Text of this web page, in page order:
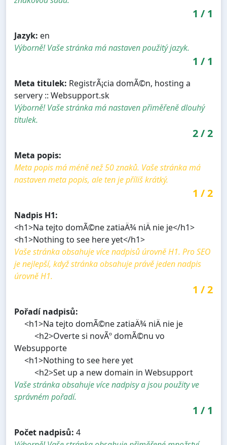
1 / 1
Jazyk: en
Výborně! Vaše stránka má nastaven použitý jazyk.
1 / 1
Meta titulek: RegistrÃ¡cia domÃ©n, hosting a
servery :: Websupport.sk
Výborně! Vaše stránka má nastaven přiměřeně dlouhý
titulek.
2/2
Meta popis:
Meta popis má méně než 50 znaků. Vaše stránka má
nastaven meta popis, ale ten je příliš krátký.
1 /2
Nadpis H1:
<h1>Na tejto domÃ©ne zatiaÄ¾ niÄ nie je</h1>
<h1>Nothing to see here yet</h1>
Vaše stránka obsahuje více nadpisů úrovně H1. Pro SEO
je nejlepší, když stránka obsahuje právě jeden nadpis
úrovně H1.
1 /2
Pořadí nadpisů:
<h1>Na tejto domÃ©ne zatiaÄ¾ niÄ nie je
<h2>Overte si novÃº domÃ©nu vo
Websupporte
<h1>Nothing to see here yet
<h2>Set up a new domain in Websupport
Vaše stránka obsahuje více nadpisy a jsou použity ve
správném pořadí.
1 / 1
Počet nadpisů: 4